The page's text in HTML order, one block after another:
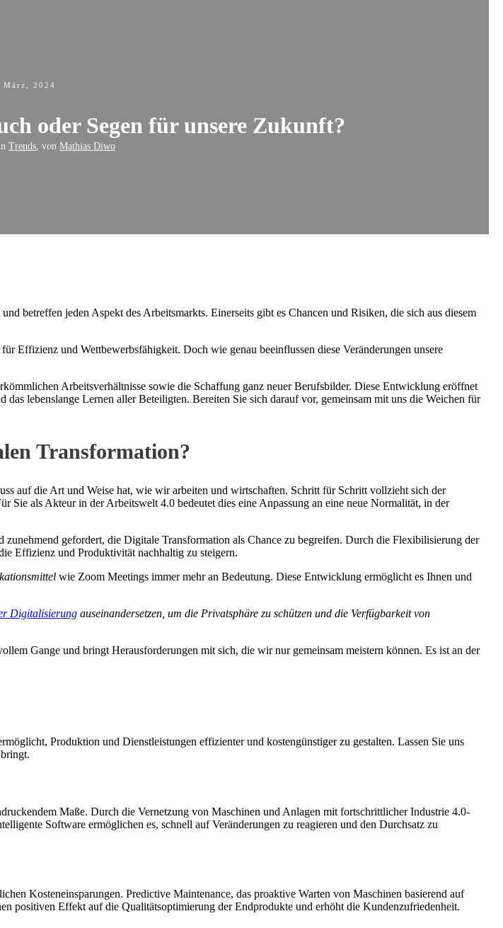
März, 2024
oder Segen für unsere Zukunft?
Trends , von Mathias Diwo
betreffen jeden Aspekt des Arbeitsmarkts. Einerseits gibt es Chancen und Risiken, die sich aus diesem
Effizienz und Wettbewerbsfähigkeit. Doch wie genau beeinflussen diese Veränderungen unsere
Arbeitsverhältnisse sowie die Schaffung ganz neuer Berufsbilder. Diese Entwicklung eröffnet
lebenslange Lernen aller Beteiligten. Bereiten Sie sich darauf vor, gemeinsam mit uns die Weichen für
Transformation?
auf die Art und Weise hat, wie wir arbeiten und wirtschaften. Schritt für Schritt vollzieht sich der
Sie als Akteur in der Arbeitswelt 4.0 bedeutet dies eine Anpassung an eine neue Normalität, in der
gefordert, die Digitale Transformation als Chance zu begreifen. Durch die Flexibilisierung der
Effizienz und Produktivität nachhaltig zu steigern.
wie Zoom Meetings immer mehr an Bedeutung. Diese Entwicklung ermöglicht es Ihnen und
Digitalisierung auseinandersetzen, um die Privatsphäre zu schützen und die Verfügbarkeit von
Gange und bringt Herausforderungen mit sich, die wir nur gemeinsam meistern können. Es ist an der
Produktion und Dienstleistungen effizienter und kostengünstiger zu gestalten. Lassen Sie uns
Maße. Durch die Vernetzung von Maschinen und Anlagen mit fortschrittlicher Industrie 4.0-
Software ermöglichen es, schnell auf Veränderungen zu reagieren und den Durchsatz zu
Kosteneinsparungen. Predictive Maintenance, das proaktive Warten von Maschinen basierend auf
positiven Effekt auf die Qualitätsoptimierung der Endprodukte und erhöht die Kundenzufriedenheit.